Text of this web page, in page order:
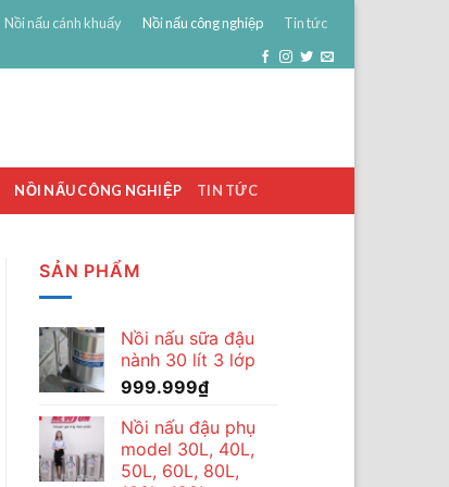
Nồi nấu cánh khuấy Nồi nấu công nghiệp Tin tức
NỒI NẤU CÔNG NGHIỆP TIN TỨC
SẢN PHẨM
Nồi nấu sữa đậu
nành 30 lít 3 lớp
999.999₫
Nồi nấu đậu phụ
model 30L, 40L,
50L, 60L, 80L,